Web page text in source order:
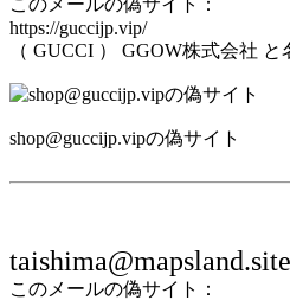
https://guccijp.vip/
（ GUCCI ） GGOW株式会社 と
shop@guccijp.vipの偽サイト
taishima@mapsland.site
このメールの偽サイト：